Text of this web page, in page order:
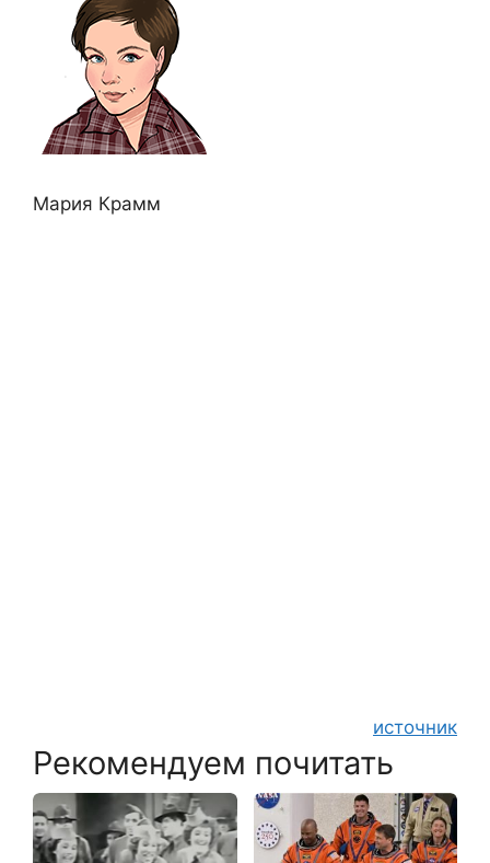
Мария Крамм
источник
Рекомендуем почитать